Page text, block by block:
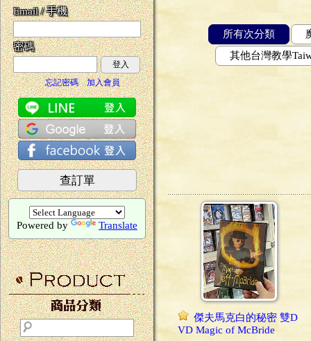
Email / 手機
密碼
登入
忘記密碼
加入會員
查訂單
Powered by Translate
所有次分類
其他台灣教學
傑夫馬克白的秘密 雙D
VD Magic of McBride